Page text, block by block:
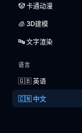
🤡 卡通动漫
🧊 3D建模
🔤 文字渲染
语言
🇬🇧 英语
🇨🇳 中文